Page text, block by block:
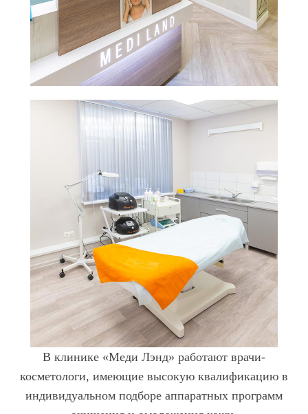
В клинике «Меди Лэнд» работают врачи-
косметологи, имеющие высокую квалификацию в
индивидуальном подборе аппаратных программ